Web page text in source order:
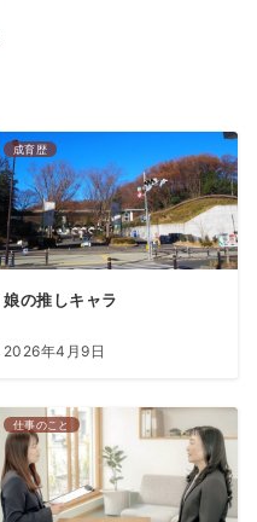
成育歴
娘の推しキャラ
2026年4月9日
仕事のこと